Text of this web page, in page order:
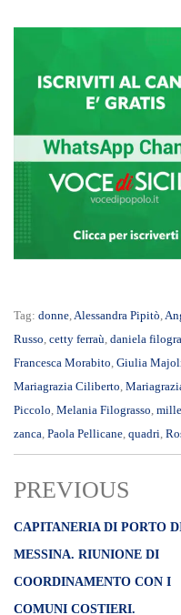
Tag: donne Alessandra Pipitò
Russo cetty ferraù daniela
Francesca Morabito Giulia
Mariagrazia Ciliberto
Piccolo Melania Filograsso
zanca Paola Pellicane quadri
PREVIOUS
CAPITANERIA DI PORTO
MESSINA. RIUNIONE DI
COORDINAMENTO CON I
COMUNI COSTIERI.